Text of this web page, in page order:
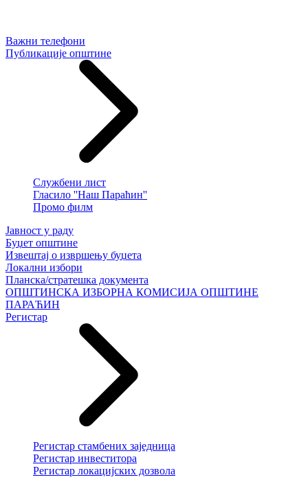
Важни телефони
Публикације општине
Службени лист
Гласило ''Наш Параћин''
Промо филм
Јавност у раду
Буџет општине
Извештај о извршењу буџета
Локални избори
Планска/стратешка документа
ОПШТИНСКА ИЗБОРНА КОМИСИЈА ОПШТИНЕ
ПАРАЋИН
Регистар
Регистар стамбених заједница
Регистар инвеститора
Регистар локацијских дозвола